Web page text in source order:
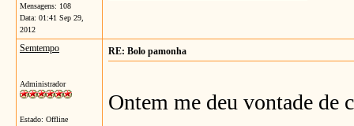
Mensagens: 108
Data: 01:41 Sep 29,
2012
Semtempo
Administrador
Estado: Offline
RE: Bolo pamonha
Ontem me deu vontade de